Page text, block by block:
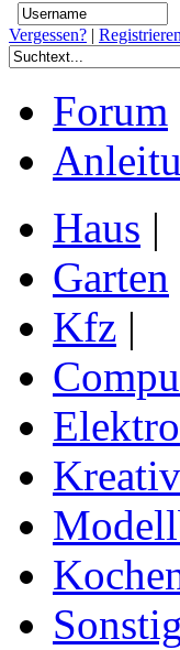
Vergessen? | Registrieren
Forum
Haus |
Garten
Kfz |
Elektro
Kreativ